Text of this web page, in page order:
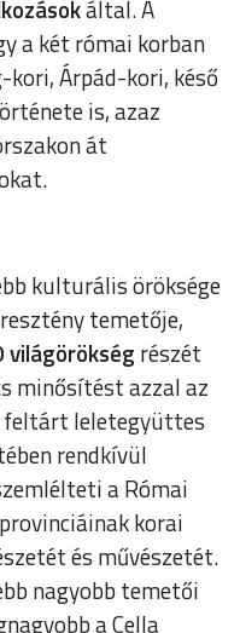
által. A
a két római korban
Árpád-kori, késő
is, azaz
át
kulturális öröksége
temetője,
világörökség részét
minősítést azzal az
feltárt leletegyüttes
rendkívül
a Római
korai
és művészetét.
nagyobb temetői
a Cella